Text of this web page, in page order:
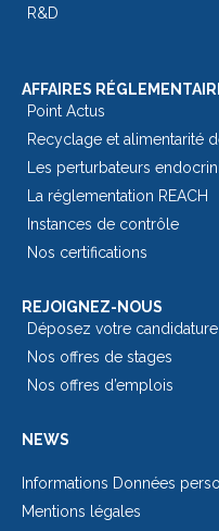
R&D
AFFAIRES
Point Actus
Recyclage et alimentarité
Les perturbateurs
La réglementation REACH
Instances de contrôle
Nos certifications
REJOIGNEZ-NOUS
Déposez votre candidature
Nos offres de stages
Nos offres d’emplois
NEWS
Informations Données
Mentions légales